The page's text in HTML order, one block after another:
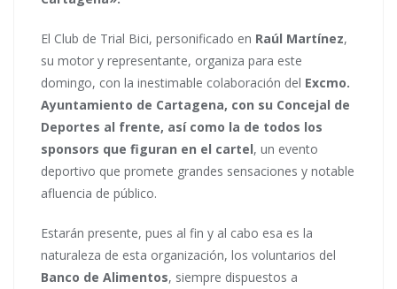
El Club de Trial Bici, personificado en Raúl Martínez,
su motor y representante, organiza para este
domingo, con la inestimable colaboración del Excmo.
Ayuntamiento de Cartagena, con su Concejal de
Deportes al frente, así como la de todos los
sponsors que figuran en el cartel, un evento
deportivo que promete grandes sensaciones y notable
afluencia de público.
Estarán presente, pues al fin y al cabo esa es la
naturaleza de esta organización, los voluntarios del
Banco de Alimentos, siempre dispuestos a